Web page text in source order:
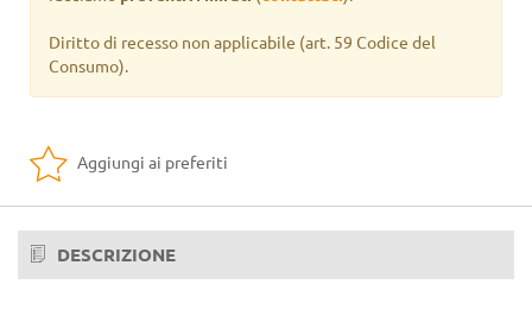
Verde Martellinato
Verde Raffaello
Diritto di recesso non applicabile (art. 59 Codice del
Consumo).
Aggiungi ai preferiti
DESCRIZIONE